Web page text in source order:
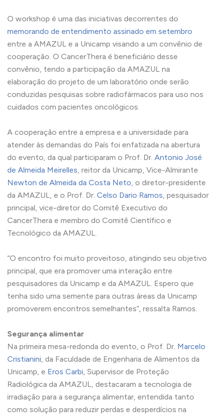
O workshop é uma das iniciativas decorrentes do
memorando de entendimento assinado em setembro
entre a AMAZUL e a Unicamp visando a um convênio de
cooperação. O CancerThera é beneficiário desse
convênio, tendo a participação da AMAZUL na
elaboração do projeto de um laboratório onde serão
conduzidas pesquisas sobre radiofármacos para uso nos
cuidados com pacientes oncológicos.
A cooperação entre a empresa e a universidade para
atender às demandas do País foi enfatizada na abertura
do evento, da qual participaram o Prof. Dr. Antonio José
de Almeida Meirelles, reitor da Unicamp, Vice-Almirante
Newton de Almeida da Costa Neto, o diretor-presidente
da AMAZUL, e o Prof. Dr. Celso Dario Ramos, pesquisador
principal, vice-diretor do Comitê Executivo do
CancerThera e membro do Comitê Científico e
Tecnológico da AMAZUL.
“O encontro foi muito proveitoso, atingindo seu objetivo
principal, que era promover uma interação entre
pesquisadores da Unicamp e da AMAZUL. Espero que
tenha sido uma semente para outras áreas da Unicamp
promoverem encontros semelhantes”, ressalta Ramos.
Segurança alimentar
Na primeira mesa-redonda do evento, o Prof. Dr. Marcelo
Cristianini, da Faculdade de Engenharia de Alimentos da
Unicamp, e Eros Carbi, Supervisor de Proteção
Radiológica da AMAZUL, destacaram a tecnologia de
irradiação para a segurança alimentar, entendida tanto
como solução para reduzir perdas e desperdícios na